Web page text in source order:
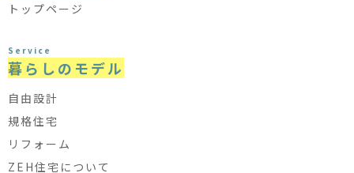
トップページ
Service
暮らしのモデル
自由設計
規格住宅
リフォーム
ZEH住宅について